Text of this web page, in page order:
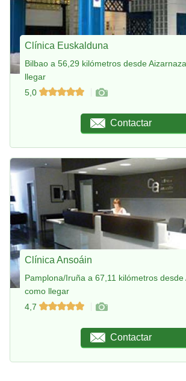
Clínica Euskalduna
Bilbao a 56,29 kilómetros desde
llegar
5,0
Contactar
Clínica Ansoáin
Pamplona/Iruña a 67,11 kilómetros desde
como llegar
4,7
Contactar